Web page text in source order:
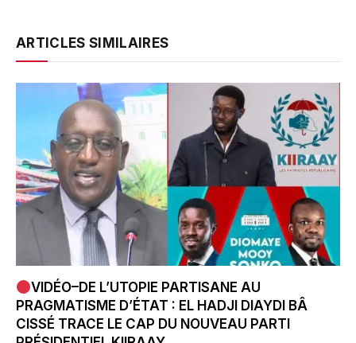
ARTICLES SIMILAIRES
VIDÉO–DE L’UTOPIE PARTISANE AU
PRAGMATISME D’ÉTAT : EL HADJI DIAYDI BÂ
CISSÉ TRACE LE CAP DU NOUVEAU PARTI